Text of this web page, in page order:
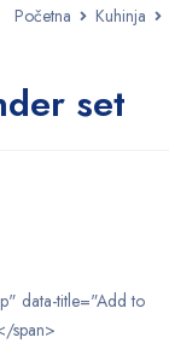
Početna Kuhinja
set
data-title="Add to
span>